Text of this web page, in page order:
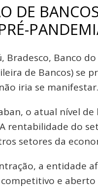
DE
Bradesco, Banco
de Bancos) se
iria se manifestar.
o atual nível
rentabilidade do
setores da
a entidade
e